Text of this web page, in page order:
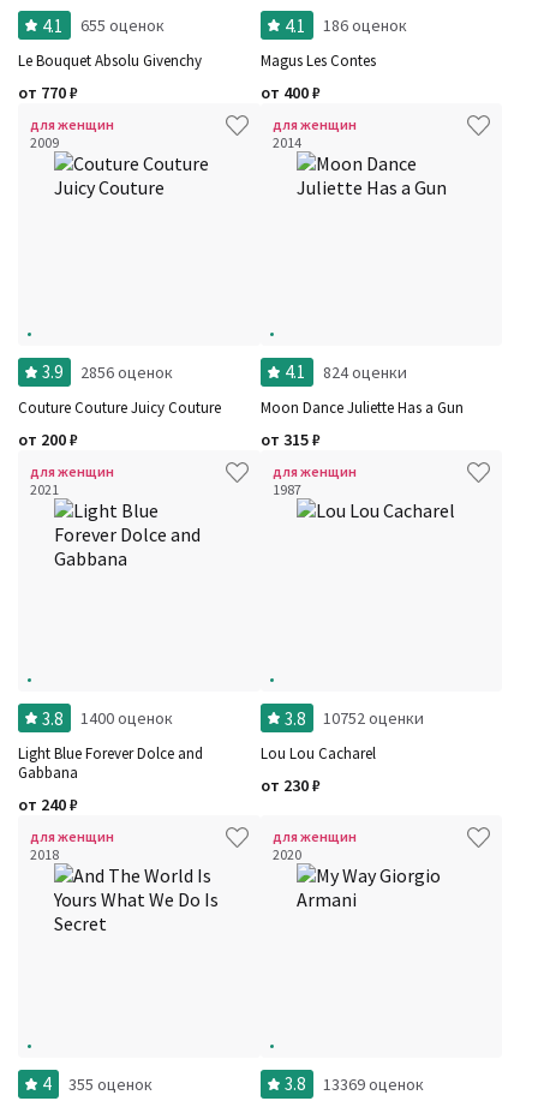
4.1 655 оценок
Le Bouquet Absolu Givenchy
от 770₽
4.1 186 оценок
Magus Les Contes
от 400₽
для женщин
2009
3.9 2856 оценок
Couture Couture Juicy Couture
от 200₽
для женщин
2014
4.1 824 оценки
Moon Dance Juliette Has a Gun
от 315₽
для женщин
2021
3.8 1400 оценок
Light Blue Forever Dolce and
Gabbana
от 240₽
для женщин
1987
3.8 10752 оценки
Lou Lou Cacharel
от 230₽
для женщин
2018
4 355 оценок
для женщин
2020
3.8 13369 оценок